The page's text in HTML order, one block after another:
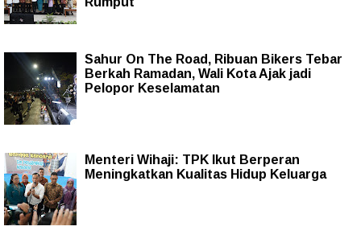
Sahur On The Road, Ribuan Bikers Tebar
Berkah Ramadan, Wali Kota Ajak jadi
Pelopor Keselamatan
Menteri Wihaji: TPK Ikut Berperan
Meningkatkan Kualitas Hidup Keluarga